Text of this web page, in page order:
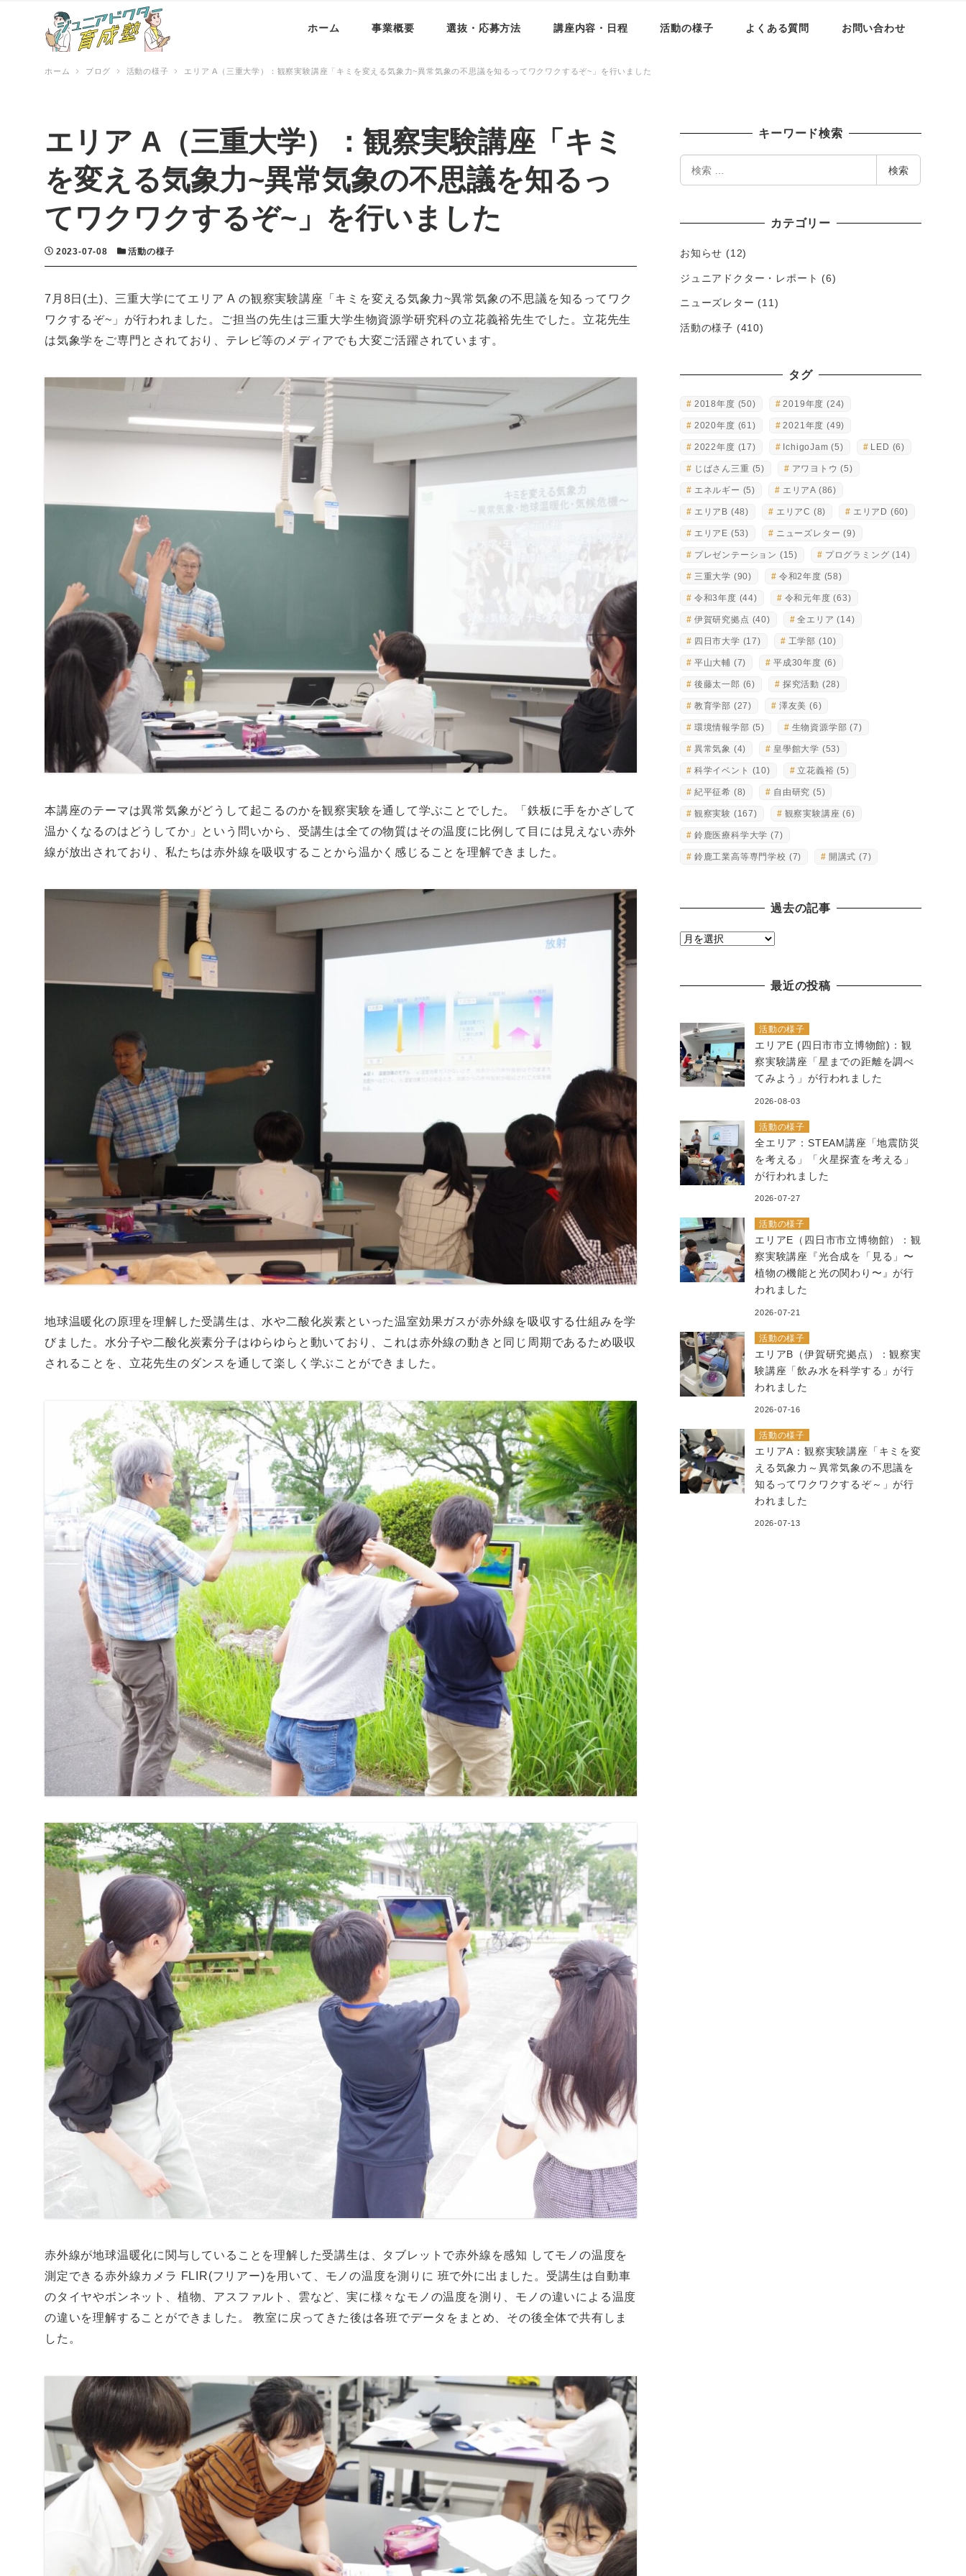
ホーム 事業概要 選抜・応募方法 講座内容・日程 活動の様子 よくある質問 お問い合わせ
ホーム ブログ 活動の様子 エリア A（三重大学）：観察実験講座「キミを変える気象力~異常気象の不思議を知るってワクワクするぞ~」を行いました
エリア A（三重大学）：観察実験講座「キミ
を変える気象力~異常気象の不思議を知るっ
てワクワクするぞ~」を行いました
投稿日
2023-07-08 カテゴリー
活動の様子
7月8日(土)、三重大学にてエリア A の観察実験講座「キミを変える気象力~異常気象の不思議を知るってワク
ワクするぞ~」が行われました。ご担当の先生は三重大学生物資源学研究科の立花義裕先生でした。立花先生
は気象学をご専門とされており、テレビ等のメディアでも大変ご活躍されています。
本講座のテーマは異常気象がどうして起こるのかを観察実験を通して学ぶことでした。「鉄板に手をかざして
温かくなるのはどうしてか」という問いから、受講生は全ての物質はその温度に比例して目には見えない赤外
線が放出されており、私たちは赤外線を吸収することから温かく感じることを理解できました。
地球温暖化の原理を理解した受講生は、水や二酸化炭素といった温室効果ガスが赤外線を吸収する仕組みを学
びました。水分子や二酸化炭素分子はゆらゆらと動いており、これは赤外線の動きと同じ周期であるため吸収
されることを、立花先生のダンスを通して楽しく学ぶことができました。
赤外線が地球温暖化に関与していることを理解した受講生は、タブレットで赤外線を感知 してモノの温度を
測定できる赤外線カメラ FLIR(フリアー)を用いて、モノの温度を測りに 班で外に出ました。受講生は自動車
のタイヤやボンネット、植物、アスファルト、雲など、実に様々なモノの温度を測り、モノの違いによる温度
の違いを理解することができました。 教室に戻ってきた後は各班でデータをまとめ、その後全体で共有しま
した。
キーワード検索
索
検索
カテゴリー
お知らせ (12)
ジュニアドクター・レポート (6)
ニューズレター (11)
活動の様子 (410)
タグ
2018年度 (50) 2019年度 (24)
2020年度 (61) 2021年度 (49)
2022年度 (17) IchigoJam (5) LED (6)
じばさん三重 (5) アワヨトウ (5)
エネルギー (5) エリアA(86)
エリアB (48) エリアC (8) エリアD (60)
エリアE (53) ニューズレター (9)
プレゼンテーション (15) プログラミング (14)
三重大学 (90) 令和2年度 (58)
令和3年度 (44) 令和元年度 (63)
伊賀研究拠点 (40) 全エリア (14)
四日市大学 (17) 工学部 (10)
平山大輔 (7) 平成30年度 (6)
後藤太一郎 (6) 探究活動 (28)
教育学部 (27) 澤友美 (6)
環境情報学部 (5) 生物資源学部 (7)
異常気象 (4) 皇學館大学 (53)
科学イベント (10) 立花義裕 (5)
紀平征希 (8) 自由研究 (5)
観察実験 (167) 観察実験講座 (6)
鈴鹿医療科学大学 (7)
鈴鹿工業高等専門学校 (7) 開講式 (7)
過去の記事
過
最近の投稿
活動の様子
エリアE (四日市市立博物館)：観
察実験講座「星までの距離を調べ
てみよう」が行われました
2026-08-03
活動の様子
全エリア：STEAM講座「地震防災
を考える」「火星探査を考える」
が行われました
2026-07-27
活動の様子
エリアE（四日市市立博物館）：観
察実験講座『光合成を「見る」〜
植物の機能と光の関わり〜』が行
われました
2026-07-21
活動の様子
エリアB（伊賀研究拠点）：観察実
験講座「飲み水を科学する」が行
われました
2026-07-16
活動の様子
エリアA：観察実験講座「キミを変
える気象力～異常気象の不思議を
知るってワクワクするぞ～」が行
われました
2026-07-13